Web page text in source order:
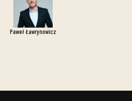
Paweł Ławrynowicz